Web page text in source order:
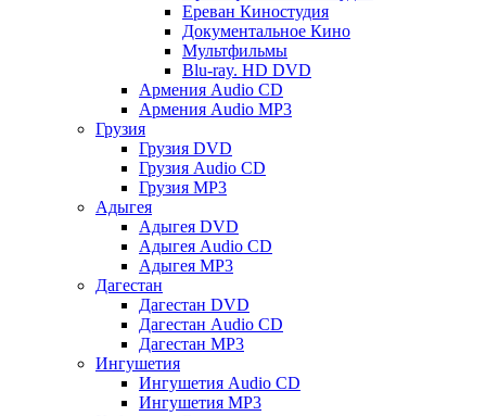
Ереван Киностудия
Документальное Кино
Мультфильмы
Blu-ray. HD DVD
Армения Audio CD
Армения Audio MP3
Грузия
Грузия DVD
Грузия Audio CD
Грузия MP3
Адыгея
Адыгея DVD
Адыгея Audio CD
Адыгея MP3
Дагестан
Дагестан DVD
Дагестан Audio CD
Дагестан MP3
Ингушетия
Ингушетия Audio CD
Ингушетия MP3